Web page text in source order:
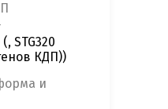
STG320
КДП))
и